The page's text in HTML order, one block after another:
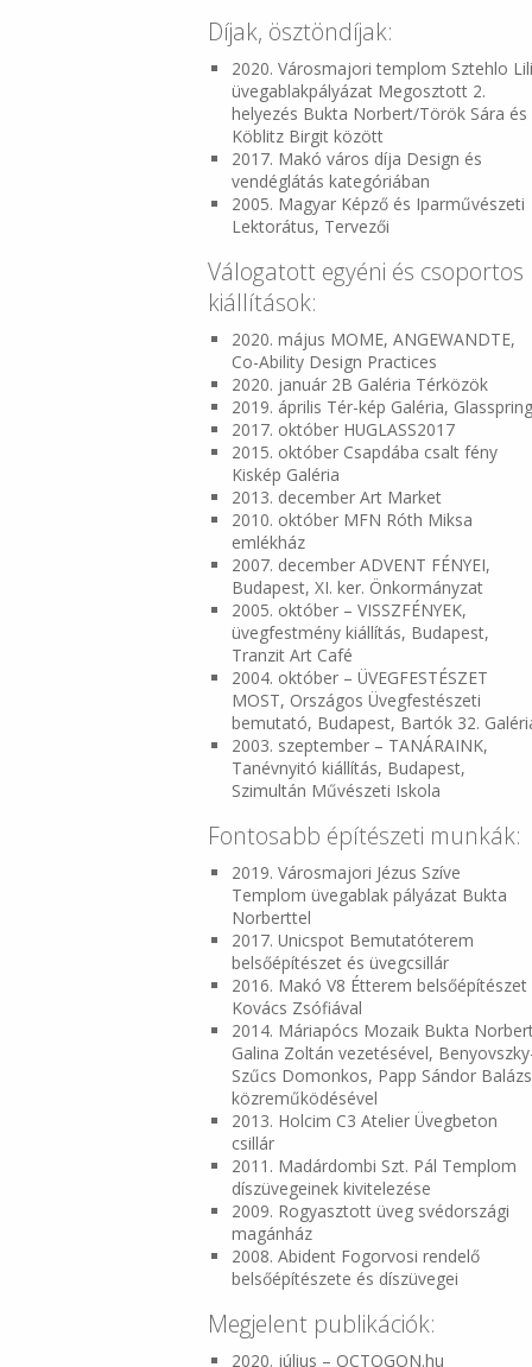
Díjak, ösztöndíjak:
2020. Városmajori templom Sztehlo Lili
üvegablakpályázat Megosztott 2.
helyezés Bukta Norbert/Török Sára és
Köblitz Birgit között
2017. Makó város díja Design és
vendéglátás kategóriában
2005. Magyar Képző és Iparművészeti
Lektorátus, Tervezői
Válogatott egyéni és csoportos
kiállítások:
2020. május MOME, ANGEWANDTE,
Co-Ability Design Practices
2020. január 2B Galéria Térközök
2019. április Tér-kép Galéria, Glasspring
2017. október HUGLASS2017
2015. október Csapdába csalt fény
Kiskép Galéria
2013. december Art Market
2010. október MFN Róth Miksa
emlékház
2007. december ADVENT FÉNYEI,
Budapest, XI. ker. Önkormányzat
2005. október – VISSZFÉNYEK,
üvegfestmény kiállítás, Budapest,
Tranzit Art Café
2004. október – ÜVEGFESTÉSZET
MOST, Országos Üvegfestészeti
bemutató, Budapest, Bartók 32.
2003. szeptember – TANÁRAINK,
Tanévnyitó kiállítás, Budapest,
Szimultán Művészeti Iskola
Fontosabb építészeti munkák:
2019. Városmajori Jézus Szíve
Templom üvegablak pályázat Bukta
Norberttel
2017. Unicspot Bemutatóterem
belsőépítészet és üvegcsillár
2016. Makó V8 Étterem belsőépítészet
Kovács Zsófiával
2014. Máriapócs Mozaik Bukta
Galina Zoltán vezetésével,
Szűcs Domonkos, Papp Sándor Balázs
közreműködésével
2013. Holcim C3 Atelier Üvegbeton
csillár
2011. Madárdombi Szt. Pál Templom
díszüvegeinek kivitelezése
2009. Rogyasztott üveg svédországi
magánház
2008. Abident Fogorvosi rendelő
belsőépítészete és díszüvegei
Megjelent publikációk:
2020. július – OCTOGON.hu